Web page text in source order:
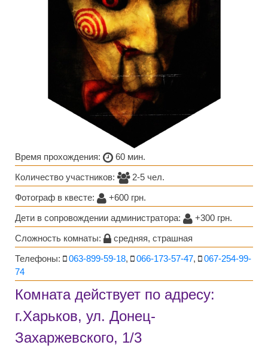
Время прохождения:
60 мин.
Количество участников:
2-5 чел.
Фотограф в квесте:
+600 грн.
Дети в сопровождении администратора:
+300 грн.
Сложность комнаты:
средняя, страшная
Телефоны:
063-899-59-18, 066-173-57-47,
067-254-99-
74
Комната действует по адресу:
г.Харьков, ул. Донец-
Захаржевского, 1/3